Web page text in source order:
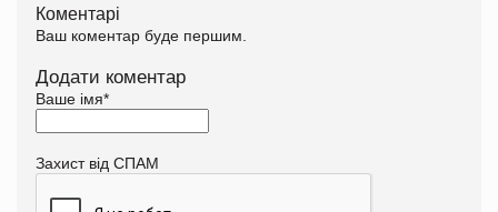
Коментарі
Ваш коментар буде першим.
Додати коментар
Ваше імя*
Захист від СПАМ